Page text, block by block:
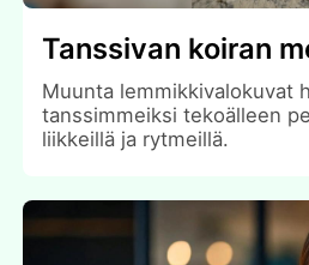
Tanssivan koiran
Muunta lemmikkivalokuvat
tanssimmeiksi tekoälleen
liikkeillä ja rytmeillä.